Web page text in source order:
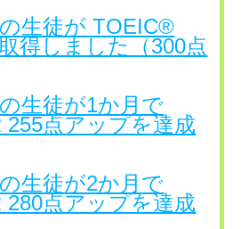
生徒が TOEIC®
得しました（300点
生徒が1か月で
点アップを達成
生徒が2か月で
点アップを達成